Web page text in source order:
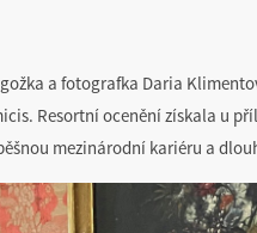
a fotografka Daria
Resortní ocenění získala u
mezinárodní kariéru a